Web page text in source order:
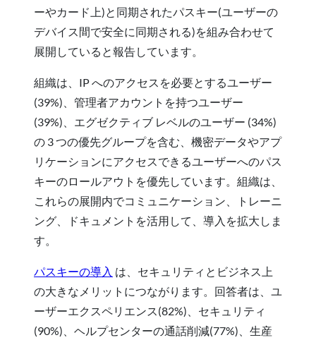
ーやカード上)と同期されたパスキー(ユーザーの
デバイス間で安全に同期される)を組み合わせて
展開していると報告しています。
組織は、IP へのアクセスを必要とするユーザー
(39%)、管理者アカウントを持つユーザー
(39%)、エグゼクティブ レベルのユーザー (34%)
の 3 つの優先グループを含む、機密データやアプ
リケーションにアクセスできるユーザーへのパス
キーのロールアウトを優先しています。組織は、
これらの展開内でコミュニケーション、トレーニ
ング、ドキュメントを活用して、導入を拡大しま
す。
パスキーの導入 は、セキュリティとビジネス上
の大きなメリットにつながります。回答者は、ユ
ーザーエクスペリエンス(82%)、セキュリティ
(90%)、ヘルプセンターの通話削減(77%)、生産